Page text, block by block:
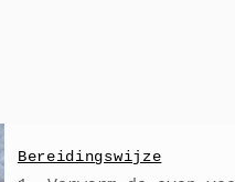
Bereidingswijze